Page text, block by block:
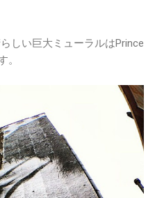
しい巨大ミューラルはPrince
。